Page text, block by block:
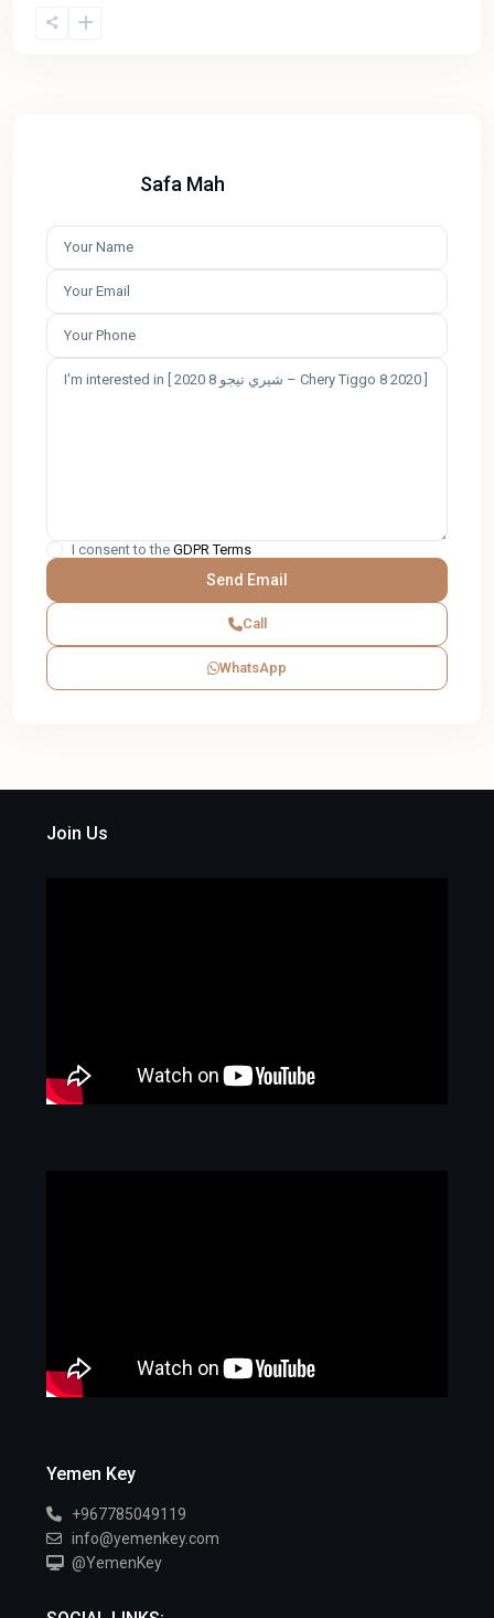
Safa Mah
I consent to the GDPR Terms
Call
WhatsApp
Join Us
Yemen Key
+967785049119
info@yemenkey.com
@YemenKey